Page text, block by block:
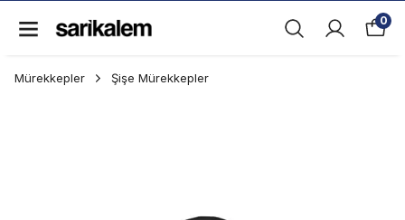
0
Mürekkepler Şişe Mürekkepler